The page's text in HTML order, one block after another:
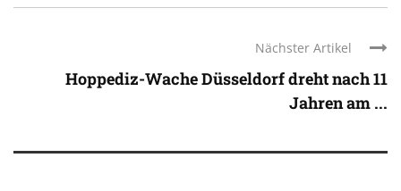
Nächster Artikel
Hoppediz-Wache Düsseldorf dreht nach 11
Jahren am ...